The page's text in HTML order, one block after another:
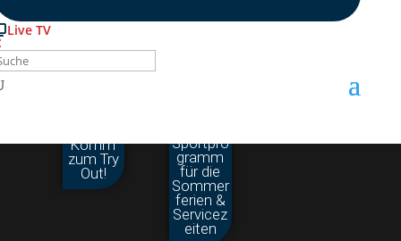
Live TV
Komm‘
zum Try
Out!
Sportpro
gramm
für die
Sommer
ferien &
Servicez
eiten